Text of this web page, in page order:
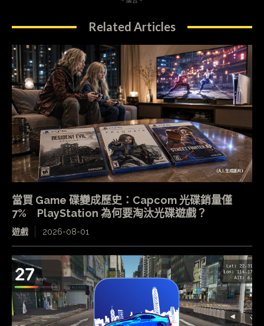
Related Articles
當買 Game 碟變成歷史：Capcom 光碟銷量僅
7% PlayStation 為何要淘汰光碟遊戲？
遊戲 2026-08-01